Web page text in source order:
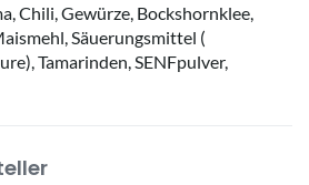
Chili, Gewürze, Bockshornklee,
Säuerungsmittel (
Tamarinden, SENFpulver,